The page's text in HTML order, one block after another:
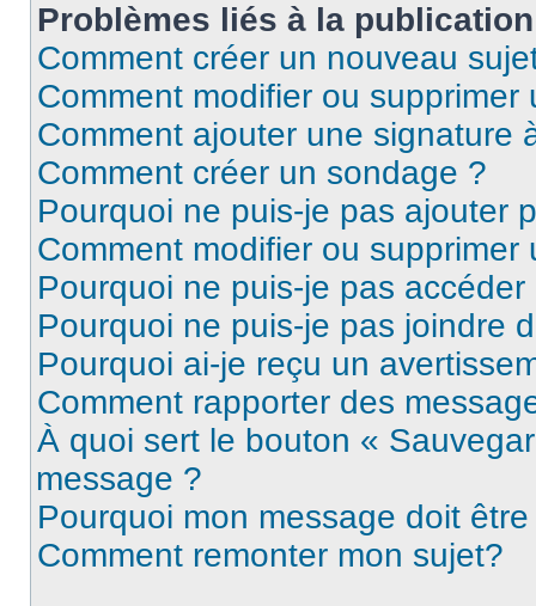
Problèmes liés à la
Comment créer un nouveau
Comment modifier ou supprimer
Comment ajouter une signature
Comment créer un sondage ?
Pourquoi ne puis-je pas ajouter
Comment modifier ou supprimer
Pourquoi ne puis-je pas
Pourquoi ne puis-je pas joindre
Pourquoi ai-je reçu un
Comment rapporter des
À quoi sert le bouton «
message ?
Pourquoi mon message doit
Comment remonter mon sujet?